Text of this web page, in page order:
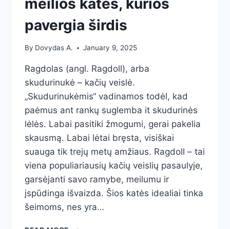
pavergia širdis
By Dovydas A. January 9, 2025
Ragdolas (angl. Ragdoll), arba
skudurinukė – kačių veislė.
„Skudurinukėmis“ vadinamos todėl, kad
paėmus ant rankų suglemba it skudurinės
lėlės. Labai pasitiki žmogumi, gerai pakelia
skausmą. Labai lėtai bręsta, visiškai
suauga tik trejų metų amžiaus. Ragdoll – tai
viena populiariausių kačių veislių pasaulyje,
garsėjanti savo ramybe, meilumu ir
įspūdinga išvaizda. Šios katės idealiai tinka
šeimoms, nes yra…